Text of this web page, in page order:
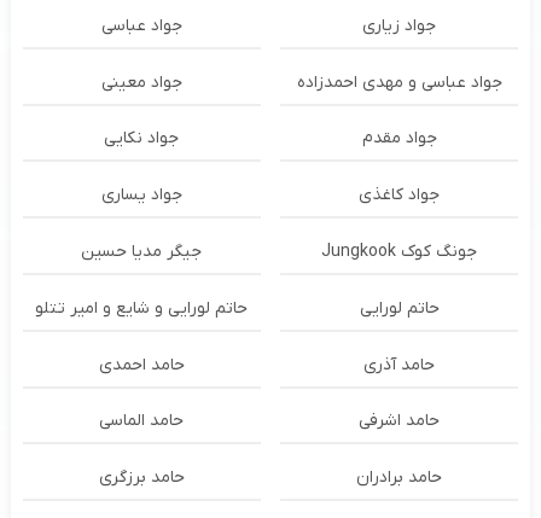
جواد زیاری جواد عباسی
جواد عباسی و مهدی احمدزاده جواد معینی
جواد مقدم جواد نکایی
جواد کاغذی جواد یساری
جونگ کوک Jungkook جیگر مدیا حسین
حاتم لورایی حاتم لورایی و شایع و امیر تتلو
حامد آذری حامد احمدی
حامد اشرفی حامد الماسی
حامد برادران حامد برزگری